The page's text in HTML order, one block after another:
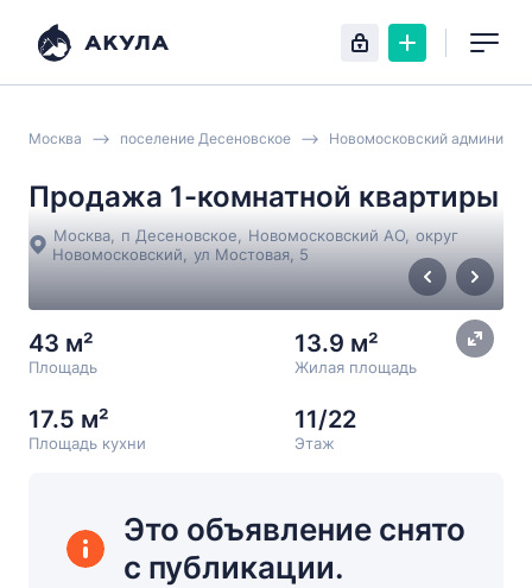
Москва поселение Десеновское Новомосковский
Продажа 1-комнатной квартиры
Москва, п Десеновское, Новомосковский АО, округ
Новомосковский, ул Мостовая, 5
43 м²
Площадь
13.9 м²
Жилая площадь
17.5 м²
Площадь кухни
11/22
Этаж
Это объявление снято
с публикации.